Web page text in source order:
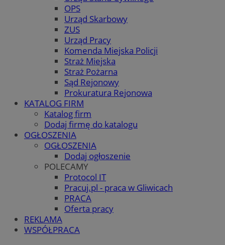
OPS
Urząd Skarbowy
ZUS
Urząd Pracy
Komenda Miejska Policji
Straż Miejska
Straż Pożarna
Sąd Rejonowy
Prokuratura Rejonowa
KATALOG FIRM
Katalog firm
Dodaj firmę do katalogu
OGŁOSZENIA
OGŁOSZENIA
Dodaj ogłoszenie
POLECAMY
Protocol IT
Pracuj.pl - praca w Gliwicach
PRACA
Oferta pracy
REKLAMA
WSPÓŁPRACA